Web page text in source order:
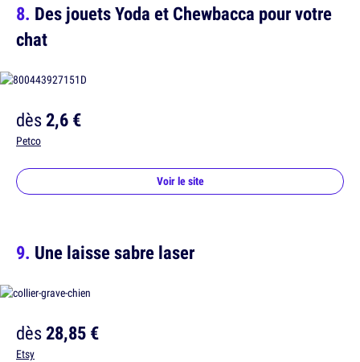
Des jouets Yoda et Chewbacca pour votre
chat
dès2,6 €
Petco
Voir le site
Une laisse sabre laser
dès28,85 €
Etsy